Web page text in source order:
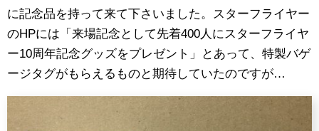
に記念品を持って来て下さいました。スターフライヤー
のHPには「来場記念として先着400人にスターフライヤ
ー10周年記念グッズをプレゼント」とあって、特製バゲ
ージタグがもらえるものと期待していたのですが…